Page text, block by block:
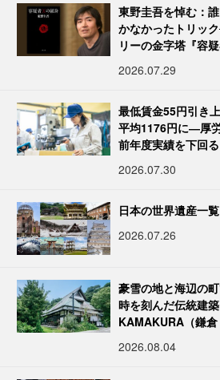
東野圭吾を悼む：
かなかったトリッ
リーの金字塔『容
2026.07.29
最低賃金55円引き
平均1176円に―厚
前年度実績を下回る
2026.07.30
日本の世界遺産一覧
2026.07.26
豪雪の地と海辺の
時を刻んだ伝統建
KAMAKURA（鎌倉
2026.08.04